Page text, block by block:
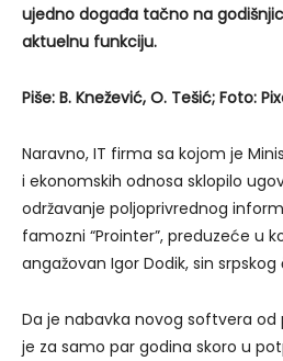
ujedno događa tačno na
aktuelnu funkciju.
Piše: B. Knežević, O. Tešić; Foto:
Naravno, IT firma sa kojom je
i ekonomskih odnosa sklopilo
održavanje poljoprivrednog
famozni “Prointer”, preduzeće u
angažovan Igor Dodik, sin srpskog
Da je nabavka novog softvera od
je za samo par godina skoro u